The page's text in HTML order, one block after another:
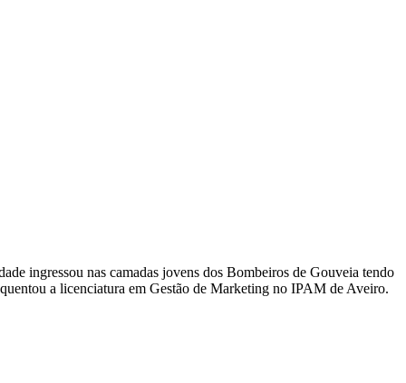
ingressou nas camadas jovens dos Bombeiros de Gouveia tendo
a licenciatura em Gestão de Marketing no IPAM de Aveiro.